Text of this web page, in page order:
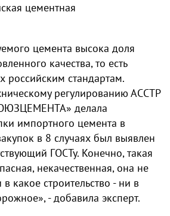
цементная
цемента высока доля
качества, то есть
российским стандартам.
регулированию АССТР
делала
импортного цемента в
в 8 случаях был выявлен
ГОСТу. Конечно, такая
некачественная, она не
какое строительство - ни в
- добавила эксперт.